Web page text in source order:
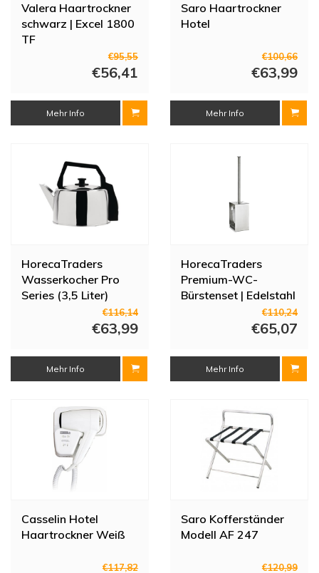
Valera Haartrockner
schwarz | Excel 1800
TF
€95,55
€56,41
Mehr Info
Saro Haartrockner
Hotel
€100,66
€63,99
Mehr Info
HorecaTraders
Wasserkocher Pro
Series (3,5 Liter)
€116,14
€63,99
Mehr Info
HorecaTraders
Premium-WC-
Bürstenset | Edelstahl
| Wandmontage | B
85 x T 85 x H 150
€110,24
€65,07
Mehr Info
Casselin Hotel
Haartrockner Weiß
€117,82
Saro Kofferständer
Modell AF 247
€120,99